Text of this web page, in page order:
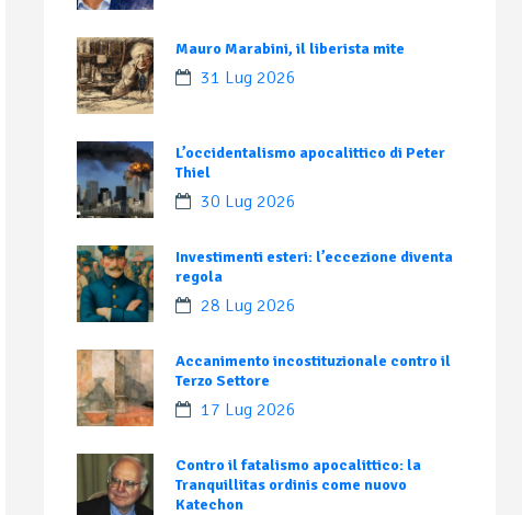
Mauro Marabini, il liberista mite
31 Lug 2026
L’occidentalismo apocalittico di Peter
Thiel
30 Lug 2026
Investimenti esteri: l’eccezione diventa
regola
28 Lug 2026
Accanimento incostituzionale contro il
Terzo Settore
17 Lug 2026
Contro il fatalismo apocalittico: la
Tranquillitas ordinis come nuovo
Katechon